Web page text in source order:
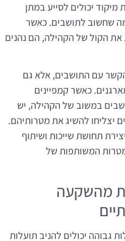
יכולים לסייע במתן
שחשוב לתושבים. כאשר
את הקול של הקהילה, הם נהנים
עם התושבים, אלא גם
כאשר קמפיינים
במשוב של הקהילה, יש
יצליחו להשיג את מטרותיהם.
תחושת שייכות ושיתוף
המשותפות של
מהשקעה
גבוהה יכולים להניב תועלות